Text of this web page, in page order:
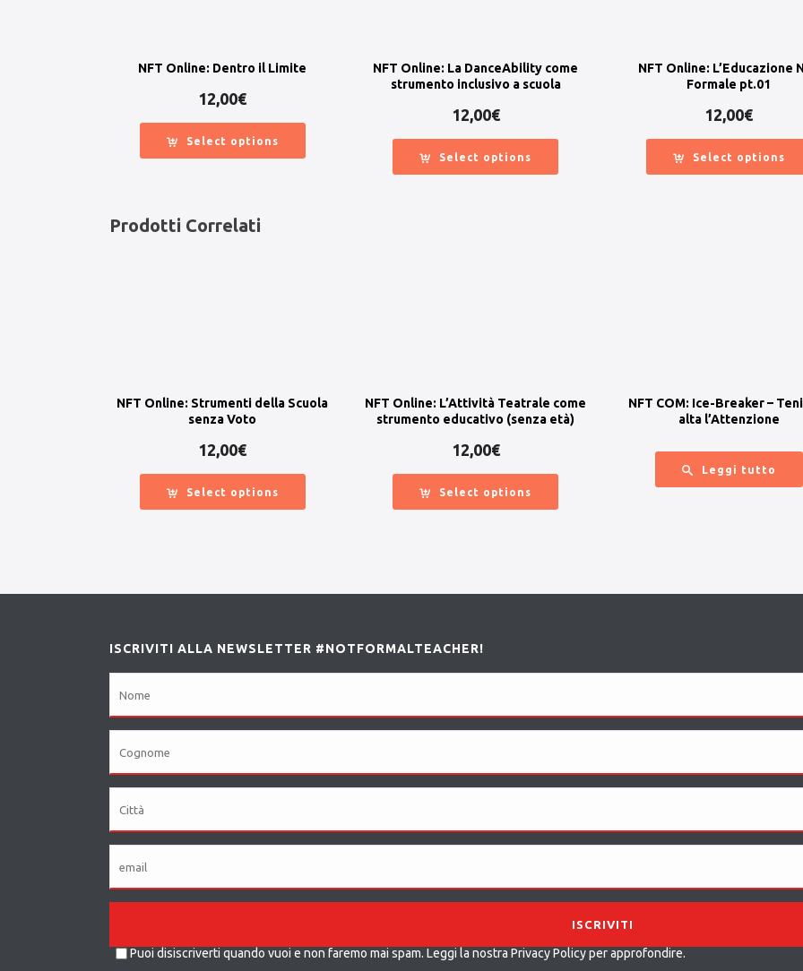
NFT Online: Dentro il Limite
12,00€
Select options
NFT Online: La DanceAbility come
strumento inclusivo a scuola
12,00€
Select options
NFT Online: L’Educazione
Formale pt.01
12,00€
Select options
Prodotti Correlati
NFT Online: Strumenti della Scuola
senza Voto
12,00€
Select options
NFT Online: L’Attività Teatrale come
strumento educativo (senza età)
12,00€
Select options
NFT COM: Ice-Breaker –
alta l’Attenzione
Leggi tutto
ISCRIVITI ALLA NEWSLETTER #NOTFORMALTEACHER!
Puoi disiscriverti quando vuoi e non faremo mai spam. Leggi la nostra Privacy Policyper approfondire.